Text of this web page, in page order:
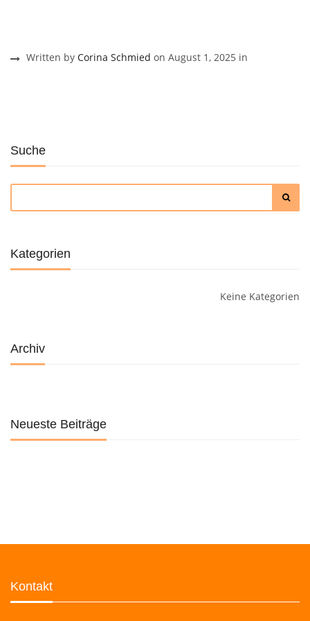
Written by Corina Schmied on August 1, 2025 in
Suche
Kategorien
Keine Kategorien
Archiv
Neueste Beiträge
Kontakt